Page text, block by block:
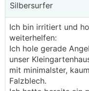
Silbersurfer
Ich bin irritiert und
weiterhelfen:
Ich hole gerade
unser
mit minimalster,
Falzblech.